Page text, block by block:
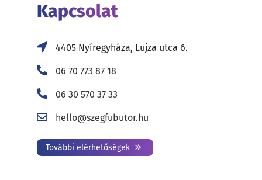
Kapcsolat
4405 Nyíregyháza, Lujza utca 6.
06 70 773 87 18
06 30 570 37 33
hello@szegfubutor.hu
További elérhetőségek